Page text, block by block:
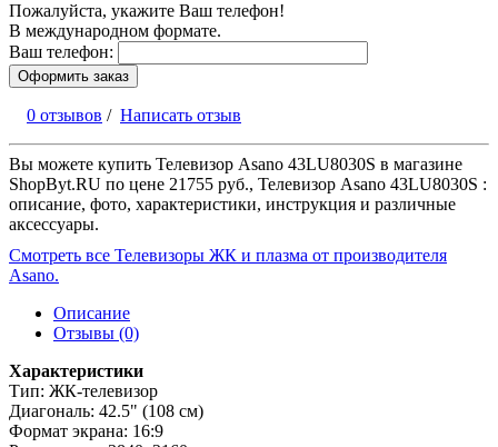
Пожалуйста, укажите Ваш телефон!
В международном формате.
Ваш телефон:
Оформить заказ
0 отзывов / Написать отзыв
Вы можете купить Телевизор Asano 43LU8030S в магазине
ShopByt.RU по цене 21755 руб., Телевизор Asano 43LU8030S :
описание, фото, характеристики, инструкция и различные
аксессуары.
Смотреть все Телевизоры ЖК и плазма от производителя
Asano.
Описание
Отзывы (0)
Характеристики
Тип: ЖК-телевизор
Диагональ: 42.5" (108 см)
Формат экрана: 16:9